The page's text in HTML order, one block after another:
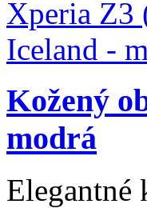
Kožený
modrá
Elegantné